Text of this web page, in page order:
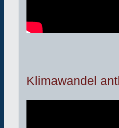
Klimawandel